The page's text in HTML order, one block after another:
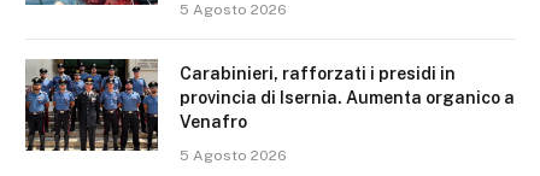
5 Agosto 2026
Carabinieri, rafforzati i presidi in
provincia di Isernia. Aumenta organico a
Venafro
5 Agosto 2026